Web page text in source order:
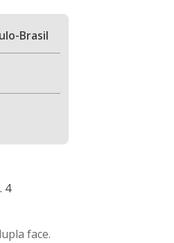
Brasil
4
face.